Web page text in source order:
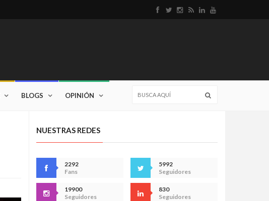
BLOGS OPINIÓN
NUESTRAS REDES
2292
Fans
5992
Seguidores
19900
Seguidores
830
Seguidores